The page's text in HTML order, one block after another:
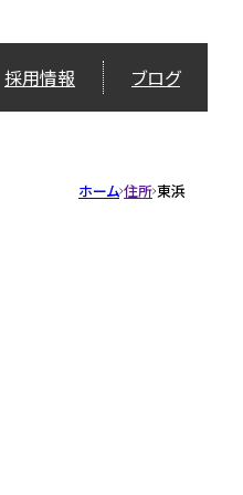
採用情報 ブログ
ホーム 住所 東浜